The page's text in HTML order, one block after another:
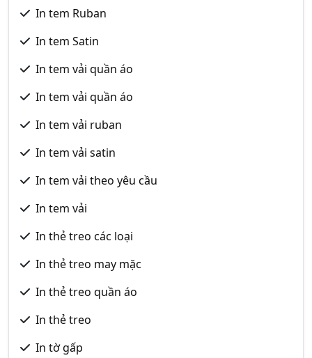
In tem Ruban
In tem Satin
In tem vải quần áo
In tem vải quần áo
In tem vải ruban
In tem vải satin
In tem vải theo yêu cầu
In tem vải
In thẻ treo các loại
In thẻ treo may mặc
In thẻ treo quần áo
In thẻ treo
In tờ gấp